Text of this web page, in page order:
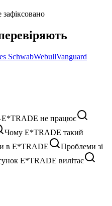
зафіксовано
SchwabWebullVanguard
E*TRADE не працює
Чому E*TRADE такий
в E*TRADE
Проблеми зі
E*TRADE вилітає